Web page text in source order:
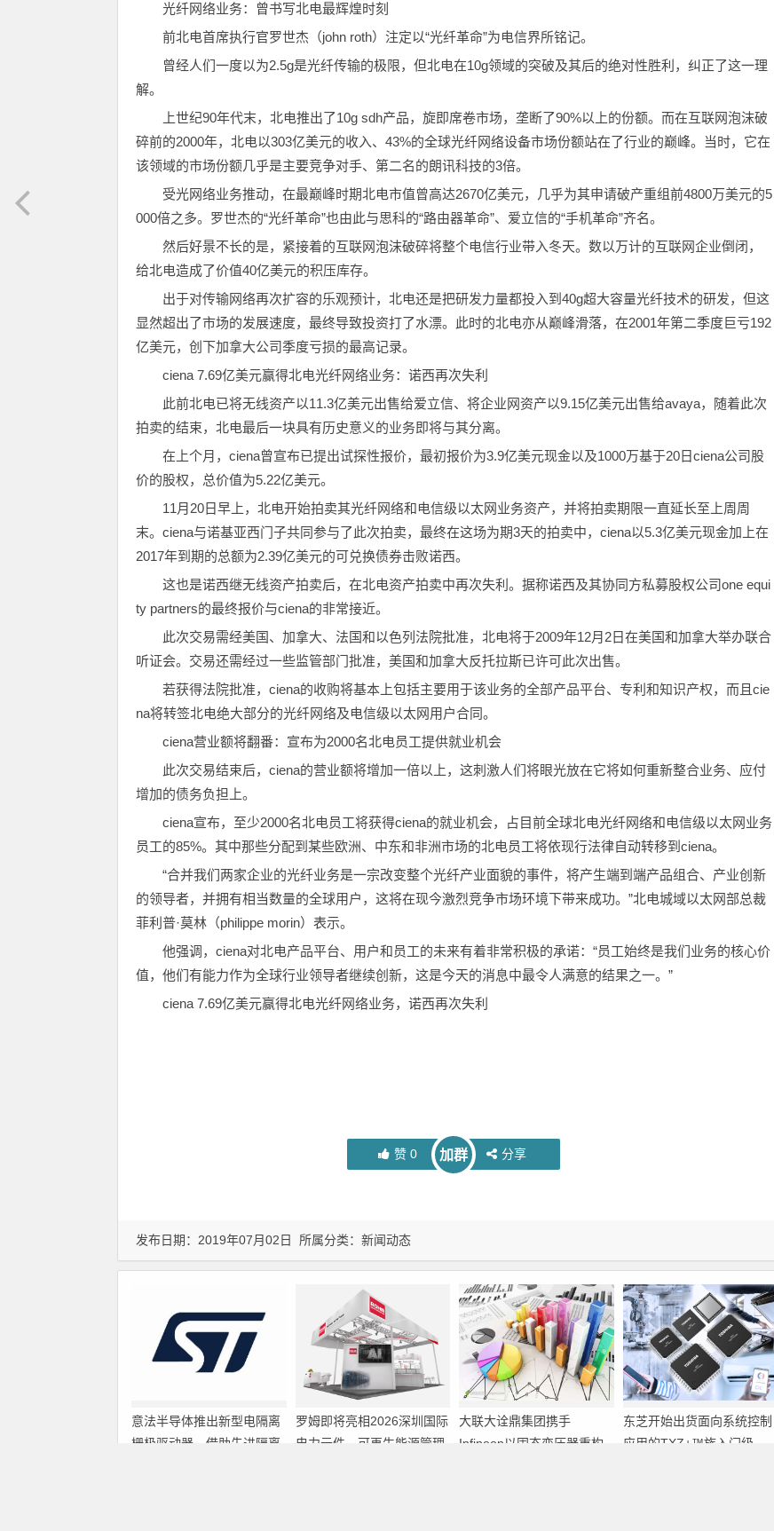
光纤网络业务：曾书写北电最辉煌时刻
前北电首席执行官罗世杰（john roth）注定以“光纤革命”为电信界所铭记。
曾经人们一度以为2.5g是光纤传输的极限，但北电在10g领域的突破及其后的绝对性胜利，纠正了这一理
解。
上世纪90年代末，北电推出了10g sdh产品，旋即席卷市场，垄断了90%以上的份额。而在互联网泡沫破
碎前的2000年，北电以303亿美元的收入、43%的全球光纤网络设备市场份额站在了行业的巅峰。当时，它在
该领域的市场份额几乎是主要竞争对手、第二名的朗讯科技的3倍。
受光网络业务推动，在最巅峰时期北电市值曾高达2670亿美元，几乎为其申请破产重组前4800万美元的5
000倍之多。罗世杰的“光纤革命”也由此与思科的“路由器革命”、爱立信的“手机革命”齐名。
然后好景不长的是，紧接着的互联网泡沫破碎将整个电信行业带入冬天。数以万计的互联网企业倒闭，
给北电造成了价值40亿美元的积压库存。
出于对传输网络再次扩容的乐观预计，北电还是把研发力量都投入到40g超大容量光纤技术的研发，但这
显然超出了市场的发展速度，最终导致投资打了水漂。此时的北电亦从巅峰滑落，在2001年第二季度巨亏192
亿美元，创下加拿大公司季度亏损的最高记录。
ciena 7.69亿美元赢得北电光纤网络业务：诺西再次失利
此前北电已将无线资产以11.3亿美元出售给爱立信、将企业网资产以9.15亿美元出售给avaya，随着此次
拍卖的结束，北电最后一块具有历史意义的业务即将与其分离。
在上个月，ciena曾宣布已提出试探性报价，最初报价为3.9亿美元现金以及1000万基于20日ciena公司股
价的股权，总价值为5.22亿美元。
11月20日早上，北电开始拍卖其光纤网络和电信级以太网业务资产，并将拍卖期限一直延长至上周周
末。ciena与诺基亚西门子共同参与了此次拍卖，最终在这场为期3天的拍卖中，ciena以5.3亿美元现金加上在
2017年到期的总额为2.39亿美元的可兑换债券击败诺西。
这也是诺西继无线资产拍卖后，在北电资产拍卖中再次失利。据称诺西及其协同方私募股权公司one equi
ty partners的最终报价与ciena的非常接近。
此次交易需经美国、加拿大、法国和以色列法院批准，北电将于2009年12月2日在美国和加拿大举办联合
听证会。交易还需经过一些监管部门批准，美国和加拿大反托拉斯已许可此次出售。
若获得法院批准，ciena的收购将基本上包括主要用于该业务的全部产品平台、专利和知识产权，而且cie
na将转签北电绝大部分的光纤网络及电信级以太网用户合同。
ciena营业额将翻番：宣布为2000名北电员工提供就业机会
此次交易结束后，ciena的营业额将增加一倍以上，这刺激人们将眼光放在它将如何重新整合业务、应付
增加的债务负担上。
ciena宣布，至少2000名北电员工将获得ciena的就业机会，占目前全球北电光纤网络和电信级以太网业务
员工的85%。其中那些分配到某些欧洲、中东和非洲市场的北电员工将依现行法律自动转移到ciena。
“合并我们两家企业的光纤业务是一宗改变整个光纤产业面貌的事件，将产生端到端产品组合、产业创新
的领导者，并拥有相当数量的全球用户，这将在现今激烈竞争市场环境下带来成功。”北电城域以太网部总裁
菲利普·莫林（philippe morin）表示。
他强调，ciena对北电产品平台、用户和员工的未来有着非常积极的承诺：“员工始终是我们业务的核心价
值，他们有能力作为全球行业领导者继续创新，这是今天的消息中最令人满意的结果之一。”
ciena 7.69亿美元赢得北电光纤网络业务，诺西再次失利
赞0 加群 分享
发布日期：2019年07月02日 所属分类： 新闻动态
意法半导体推出新型电隔离
栅极驱动器，借助先进隔离
罗姆即将亮相2026深圳国际
电力元件、可再生能源管理
大联大诠鼎集团携手
Infineon以固态变压器重构
东芝开始出货面向系统控制
应用的TXZ+™族入门级